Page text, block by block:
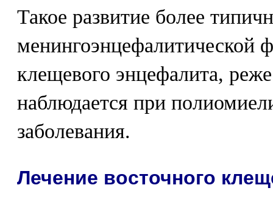
Такое развитие более
менингоэнцефалитической
клещевого энцефалита,
наблюдается при
заболевания.
Лечение восточного